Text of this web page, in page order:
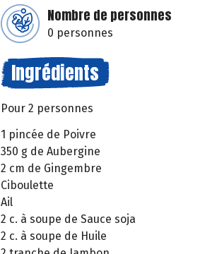
Nombre de personnes
0 personnes
Ingrédients
Pour 2 personnes
1 pincée de Poivre
350 g de Aubergine
2 cm de Gingembre
Ciboulette
Ail
2 c. à soupe de Sauce soja
2 c. à soupe de Huile